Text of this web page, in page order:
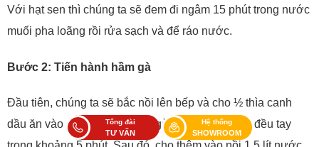
Với hạt sen thì chúng ta sẽ đem đi ngâm 15 phút trong nước
muối pha loãng rồi rửa sạch và để ráo nước.
Bước 2: Tiến hành hầm gà
Đầu tiên, chúng ta sẽ bắc nồi lên bếp và cho ½ thìa canh
dầu ăn vào đun sôi rồi bỏ thịt gà đã ướp vào xào đều tay
Tổng đài
TƯ VẤN
Hệ thống
SHOWROOM